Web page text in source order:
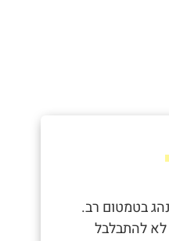
בטמטום רב.
להתבלבל